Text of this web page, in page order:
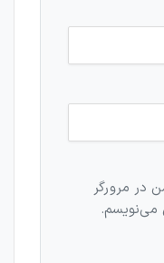
در مرورگر
می‌نویسم.